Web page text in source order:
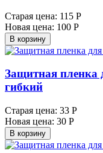
Старая цена: 115 Р
Новая цена: 100 Р
В корзину
Защитная пленка
гибкий
Старая цена: 33 Р
Новая цена: 30 Р
В корзину